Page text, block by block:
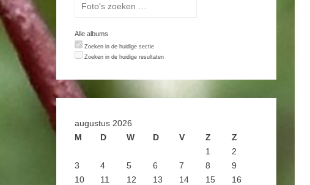
Alle albums
Zoeken in de huidige sectie
Zoeken in de huidige resultaten
augustus 2026
M
D W D V Z
Z
1
2
3
4 5 6 7 8
9
10
11 12 13 14 15
16